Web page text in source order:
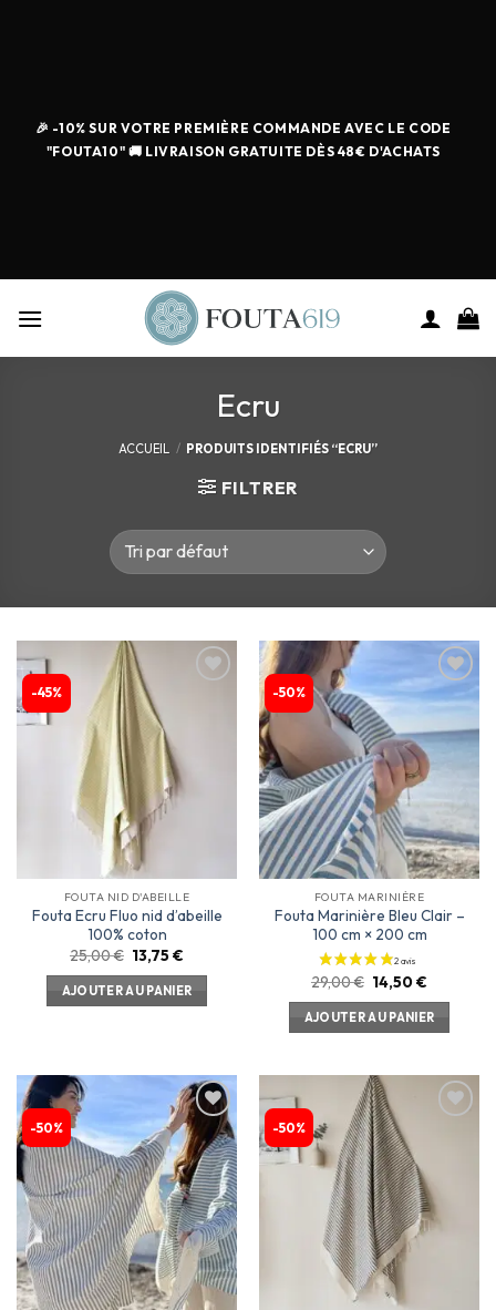
🎉 -10% SUR VOTRE PREMIÈRE COMMANDE AVEC LE CODE
"FOUTA10" 🚚 LIVRAISON GRATUITE DÈS 48€ D'ACHATS
Ecru
ACCUEIL / PRODUITS IDENTIFIÉS “ECRU”
FILTRER
-45%
FOUTA NID D'ABEILLE
Fouta Ecru Fluo nid d’abeille
100% coton
25,00€ 13,75€
AJOUTER AU PANIER
-50%
Ajouter
liste
d’envies
FOUTA MARINIÈRE
Fouta Marinière Bleu Clair –
100 cm × 200 cm
29,00€ 14,50€
AJOUTER AU PANIER
-50%
Ajouter
à la
liste
d’envies
-50%
d’envies